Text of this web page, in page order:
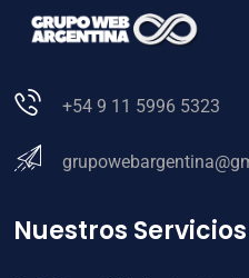
+54 9 11 5996 5323
Nuestros Servicios